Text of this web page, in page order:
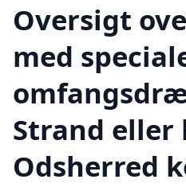
Oversigt
med
Strand eller
Odsherred